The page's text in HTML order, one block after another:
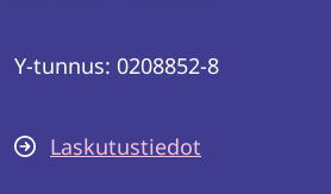
Y-tunnus: 0208852-8
Laskutustiedot